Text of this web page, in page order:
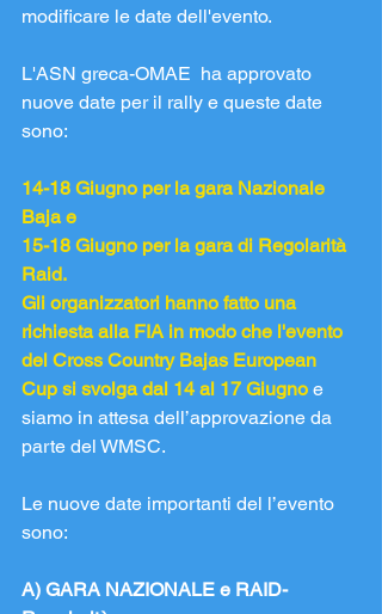
modificare le date dell'evento.
L'ASN greca-OMAE  ha approvato
nuove date per il rally e queste date
sono:
14-18 Giugno per la gara Nazionale
Baja e
15-18 Giugno per la gara di Regolarità
Raid.
Gli organizzatori hanno fatto una
richiesta alla FIA in modo che l'evento
del Cross Country Bajas European
Cup si svolga dal 14 al 17 Giugno e
siamo in attesa dell’approvazione da
parte del WMSC.
Le nuove date importanti del l’evento
sono:
A) GARA NAZIONALE e RAID-